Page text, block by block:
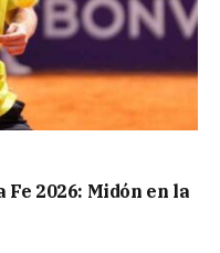
2026: Midón en la